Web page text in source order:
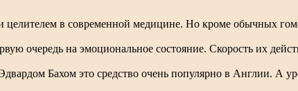
в современной медицине. Но кроме обычных
очередь на эмоциональное состояние. Скорость их
Бахом это средство очень популярно в Англии. А